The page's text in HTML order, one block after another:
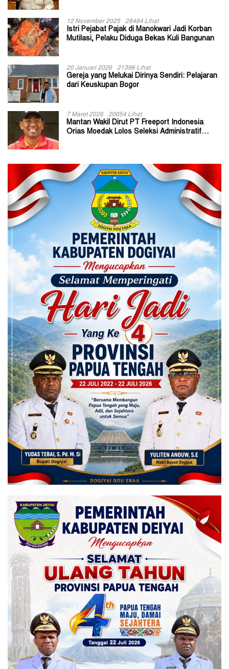
12 November 2025 28484 Lihat
Istri Pejabat Pajak di Manokwari Jadi Korban
Mutilasi, Pelaku Diduga Bekas Kuli Bangunan
20 Januari 2026 21396 Lihat
Gereja yang Melukai Dirinya Sendiri: Pelajaran
dari Keuskupan Bogor
7 Maret 2026 20054 Lihat
Mantan Wakil Dirut PT Freeport Indonesia
Orias Moedak Lolos Seleksi Administratif